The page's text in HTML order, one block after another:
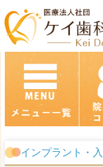
インプラント・